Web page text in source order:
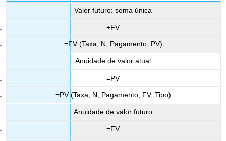
Valor futuro: soma única
+FV
=FV (Taxa, N, Pagamento, PV)
Anuidade de valor atual
=PV
=PV (Taxa, N, Pagamento, FV, Tipo)
Anuidade de valor futuro
=FV